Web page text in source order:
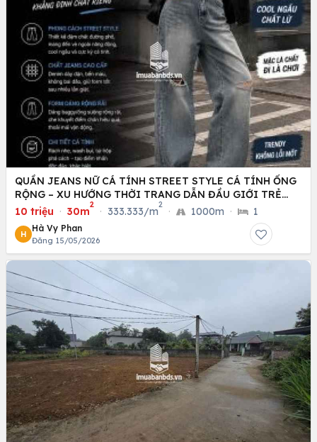
QUẦN JEANS NỮ CÁ TÍNH STREET STYLE CÁ TÍNH ỐNG
RỘNG – XU HƯỚNG THỜI TRANG DẪN ĐẦU GIỚI TRẺ
HIỆN NAY
10 triệu · 30m
2
· 333.333/m
2
· 1000m · 1
H
Hà Vy Phan
Đăng 15/05/2026